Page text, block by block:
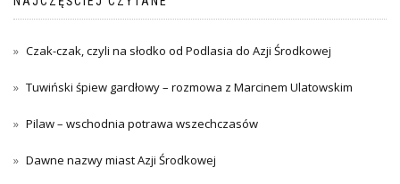
Czak-czak, czyli na słodko od Podlasia do Azji Środkowej
Tuwiński śpiew gardłowy – rozmowa z Marcinem Ulatowskim
Pilaw – wschodnia potrawa wszechczasów
Dawne nazwy miast Azji Środkowej